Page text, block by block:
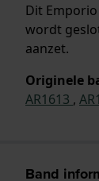
Dit
wordt
aanzet.
Originele
AR1613 ,
Band